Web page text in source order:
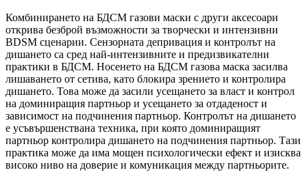
Комбинирането на БДСМ газови маски с други аксесоари
открива безброй възможности за творчески и интензивни
BDSM сценарии. Сензорната депривация и контролът на
дишането са сред най-интензивните и предизвикателни
практики в БДСМ. Носенето на БДСМ газова маска засилва
лишаването от сетива, като блокира зрението и контролира
дишането. Това може да засили усещането за власт и контрол
на доминиращия партньор и усещането за отдаденост и
зависимост на подчинения партньор. Контролът на дишането
е усъвършенствана техника, при която доминиращият
партньор контролира дишането на подчинения партньор. Тази
практика може да има мощен психологически ефект и изисква
високо ниво на доверие и комуникация между партньорите.